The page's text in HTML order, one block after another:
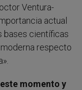
Ventura-
actual
bases científicas
respecto
momento y